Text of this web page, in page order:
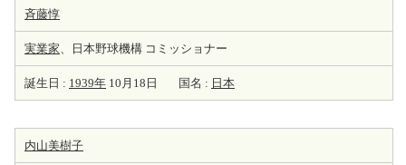
斉藤惇
実業家、日本野球機構 コミッショナー
誕生日 : 1939年 10月18日 国名 : 日本
内山美樹子